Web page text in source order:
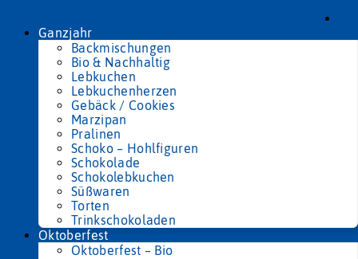
Ganzjahr
Backmischungen
Bio & Nachhaltig
Lebkuchen
Lebkuchenherzen
Gebäck / Cookies
Marzipan
Pralinen
Schoko – Hohlfiguren
Schokolade
Schokolebkuchen
Süßwaren
Torten
Trinkschokoladen
Oktoberfest
Oktoberfest – Bio